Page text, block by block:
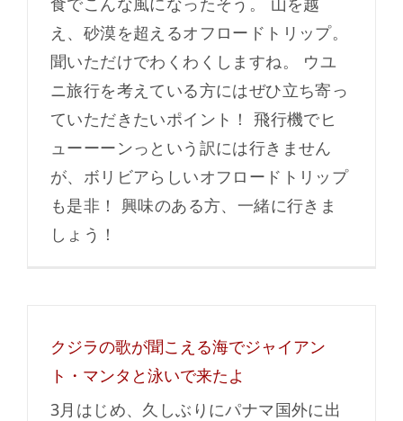
え、砂漠を超えるオフロードトリップ。
聞いただけでわくわくしますね。 ウユ
ニ旅行を考えている方にはぜひ立ち寄っ
ていただきたいポイント！ 飛行機でヒ
ューーーンっという訳には行きません
が、ボリビアらしいオフロードトリップ
も是非！ 興味のある方、一緒に行きま
しょう！
クジラの歌が聞こえる海でジャイアン
ト・マンタと泳いで来たよ
3月はじめ、久しぶりにパナマ国外に出